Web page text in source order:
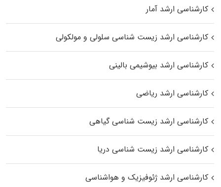
کارشناسی ارشد آمار
کارشناسی ارشد زیست شناسی سلولی و مولکولی
کارشناسی ارشد بیوشیمی بالینی
کارشناسی ارشد ریاضی
کارشناسی ارشد زیست‌ شناسی گیاهی
کارشناسی ارشد زیست‌ شناسی دریا
کارشناسی ارشد ژئوفیزیک و هواشناسی